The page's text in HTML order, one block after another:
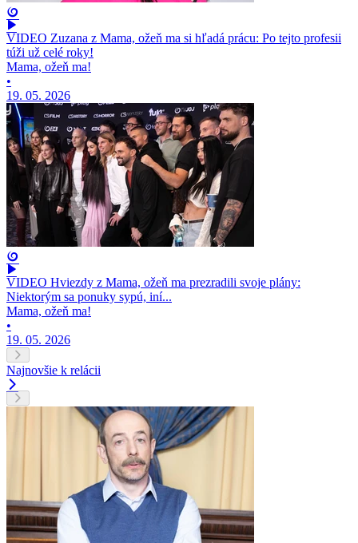
VIDEO Zuzana z Mama, ožeň ma si hľadá prácu: Po tejto profesii
túži už celé roky!
Mama, ožeň ma!
•
19. 05. 2026
VIDEO Hviezdy z Mama, ožeň ma prezradili svoje plány:
Niektorým sa ponuky sypú, iní...
Mama, ožeň ma!
•
19. 05. 2026
Najnovšie k relácii